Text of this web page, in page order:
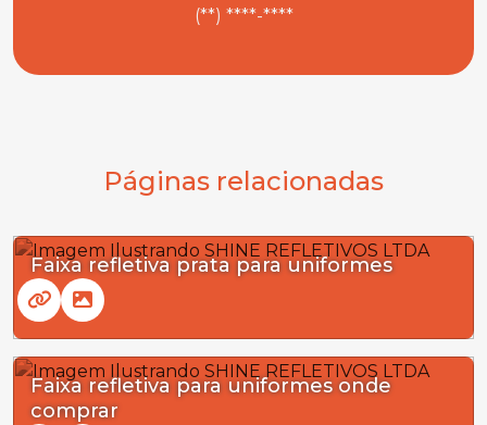
(**) ****-****
Páginas relacionadas
Faixa refletiva prata para uniformes
Faixa refletiva para uniformes onde
comprar